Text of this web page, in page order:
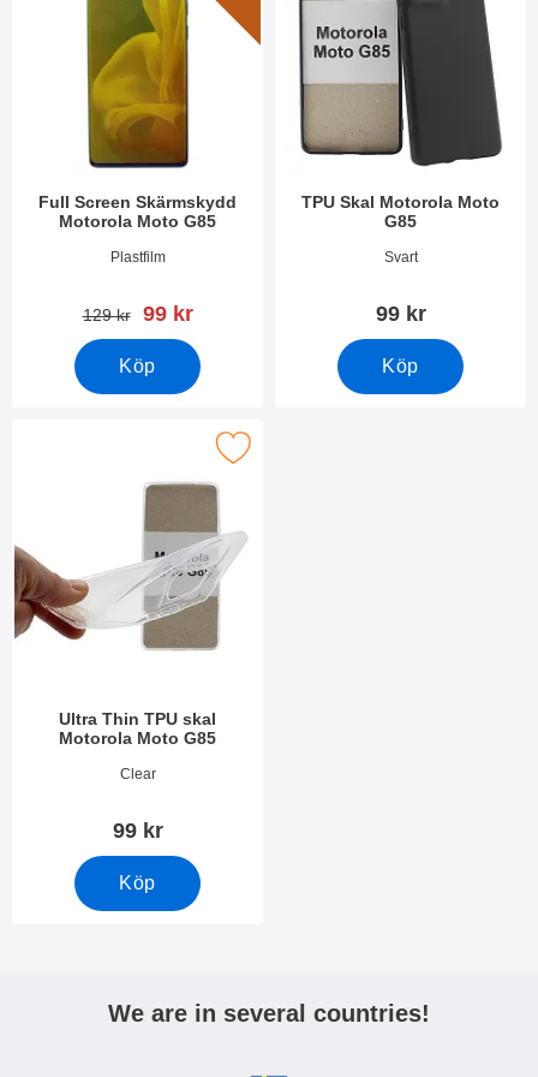
Full Screen Skärmskydd
Motorola Moto G85
Art. nr 51168Plastfilm
tidigare pris
129 kr rea pris
99 kr
Köp
TPU Skal Motorola Moto
G85
Svart
99 kr
Köp
Ultra Thin TPU skal
Motorola Moto G85
Art. nr 51165Clear
99 kr
Köp
ultra Thin TPU skal Motorola Moto G85 som favorit
We are in several countries!